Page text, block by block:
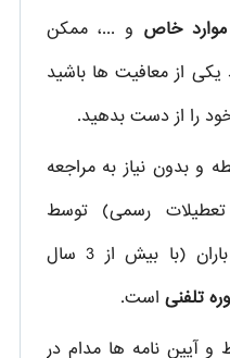
موارد خاص و ...، ممکن
از معافیت ها باشید
خود را از دست بدهید.
و بدون نیاز به مراجعه
رسمی) توسط
مشاورین مجرب مرکز باران (با بیش از 3 سال
تلفنی است.
و آیین نامه ها مدام در